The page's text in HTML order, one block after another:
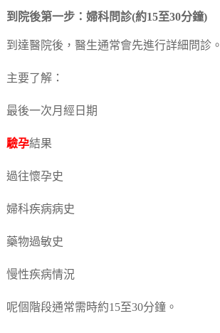
到院後第一步：婦科問診(約15至30分鐘)
到達醫院後，醫生通常會先進行詳細問診。
主要了解：
最後一次月經日期
驗孕結果
過往懷孕史
婦科疾病病史
藥物過敏史
慢性疾病情況
呢個階段通常需時約15至30分鐘。